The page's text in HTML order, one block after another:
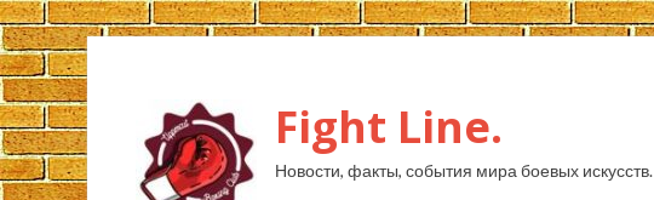
Fight Line.
Новости, факты, события мира боевых искусств.